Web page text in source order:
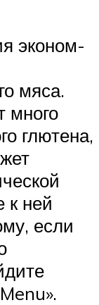
эконом-
мяса.
много
глютена,
к ней
если